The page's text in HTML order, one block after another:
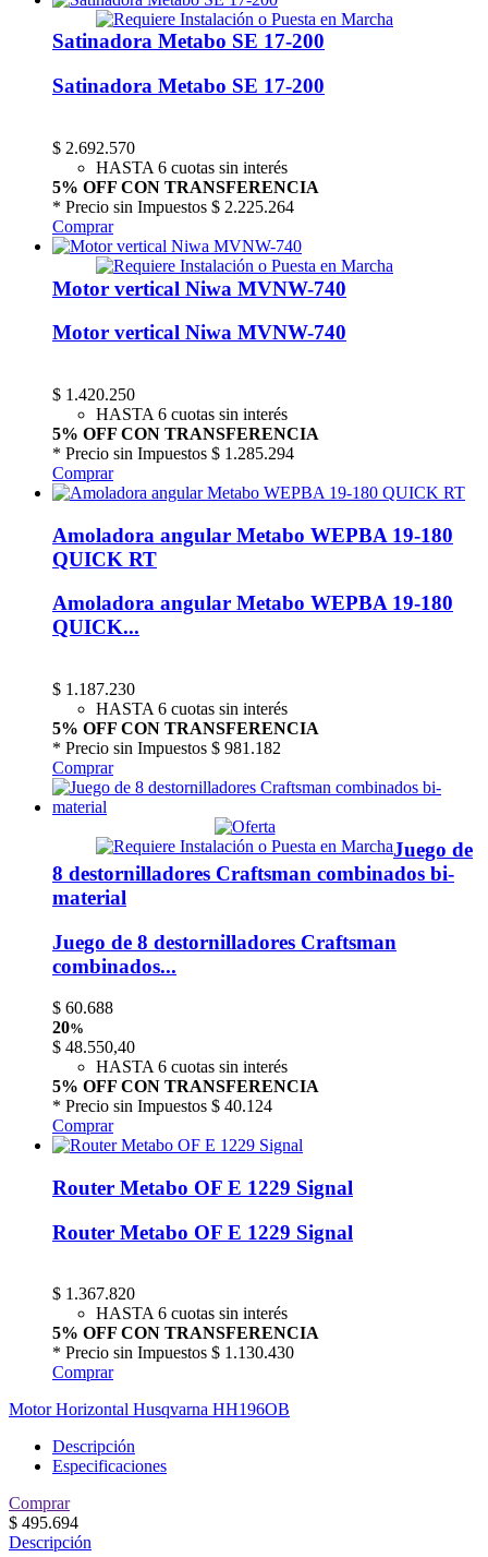
Satinadora Metabo SE 17-200
Satinadora Metabo SE 17-200
$ 2.692.570
HASTA 6 cuotas sin interés
5% OFF CON TRANSFERENCIA
* Precio sin Impuestos $ 2.225.264
Comprar
Motor vertical Niwa MVNW-740
Motor vertical Niwa MVNW-740
$ 1.420.250
HASTA 6 cuotas sin interés
5% OFF CON TRANSFERENCIA
* Precio sin Impuestos $ 1.285.294
Comprar
Amoladora angular Metabo WEPBA 19-180
QUICK RT
Amoladora angular Metabo WEPBA 19-180
QUICK...
$ 1.187.230
HASTA 6 cuotas sin interés
5% OFF CON TRANSFERENCIA
* Precio sin Impuestos $ 981.182
Comprar
Juego de
8 destornilladores Craftsman combinados bi-
material
Juego de 8 destornilladores Craftsman
combinados...
$ 60.688
20%
$ 48.550,40
HASTA 6 cuotas sin interés
5% OFF CON TRANSFERENCIA
* Precio sin Impuestos $ 40.124
Comprar
Router Metabo OF E 1229 Signal
Router Metabo OF E 1229 Signal
$ 1.367.820
HASTA 6 cuotas sin interés
5% OFF CON TRANSFERENCIA
* Precio sin Impuestos $ 1.130.430
Comprar
Motor Horizontal Husqvarna HH196OB
Descripción
Especificaciones
Comprar
$ 495.694
Descripción